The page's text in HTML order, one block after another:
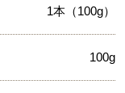
1本（100g）
100g